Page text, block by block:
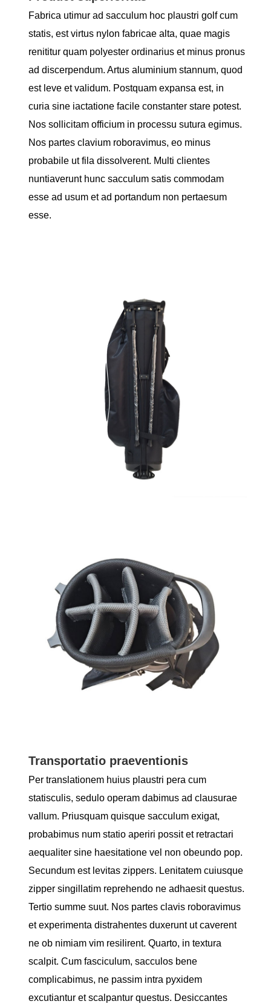
Fabrica utimur ad sacculum hoc plaustri golf cum
statis, est virtus nylon fabricae alta, quae magis
renititur quam polyester ordinarius et minus pronus
ad discerpendum. Artus aluminium stannum, quod
est leve et validum. Postquam expansa est, in
curia sine iactatione facile constanter stare potest.
Nos sollicitam officium in processu sutura egimus.
Nos partes clavium roboravimus, eo minus
probabile ut fila dissolverent. Multi clientes
nuntiaverunt hunc sacculum satis commodam
esse ad usum et ad portandum non pertaesum
esse.
Transportatio praeventionis
Per translationem huius plaustri pera cum
statisculis, sedulo operam dabimus ad clausurae
vallum. Priusquam quisque sacculum exigat,
probabimus num statio aperiri possit et retractari
aequaliter sine haesitatione vel non obeundo pop.
Secundum est levitas zippers. Lenitatem cuiusque
zipper singillatim reprehendo ne adhaesit questus.
Tertio summe suut. Nos partes clavis roboravimus
et experimenta distrahentes duxerunt ut caverent
ne ob nimiam vim resilirent. Quarto, in textura
scalpit. Cum fasciculum, sacculos bene
complicabimus, ne passim intra pyxidem
excutiantur et scalpantur questus. Desiccantes